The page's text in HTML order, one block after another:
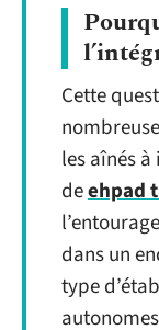
Cette
les aînés
deehpad
dans un
type